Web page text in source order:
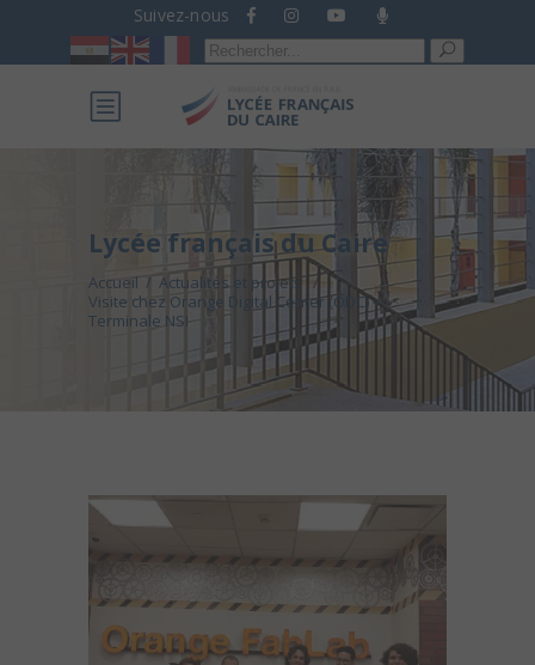
Suivez-nous
Recherche
pour :
Lycée français du Caire
Accueil / Actualités et projets
/
Visite chez Orange Digital Center (ODC) –
Terminale NSI